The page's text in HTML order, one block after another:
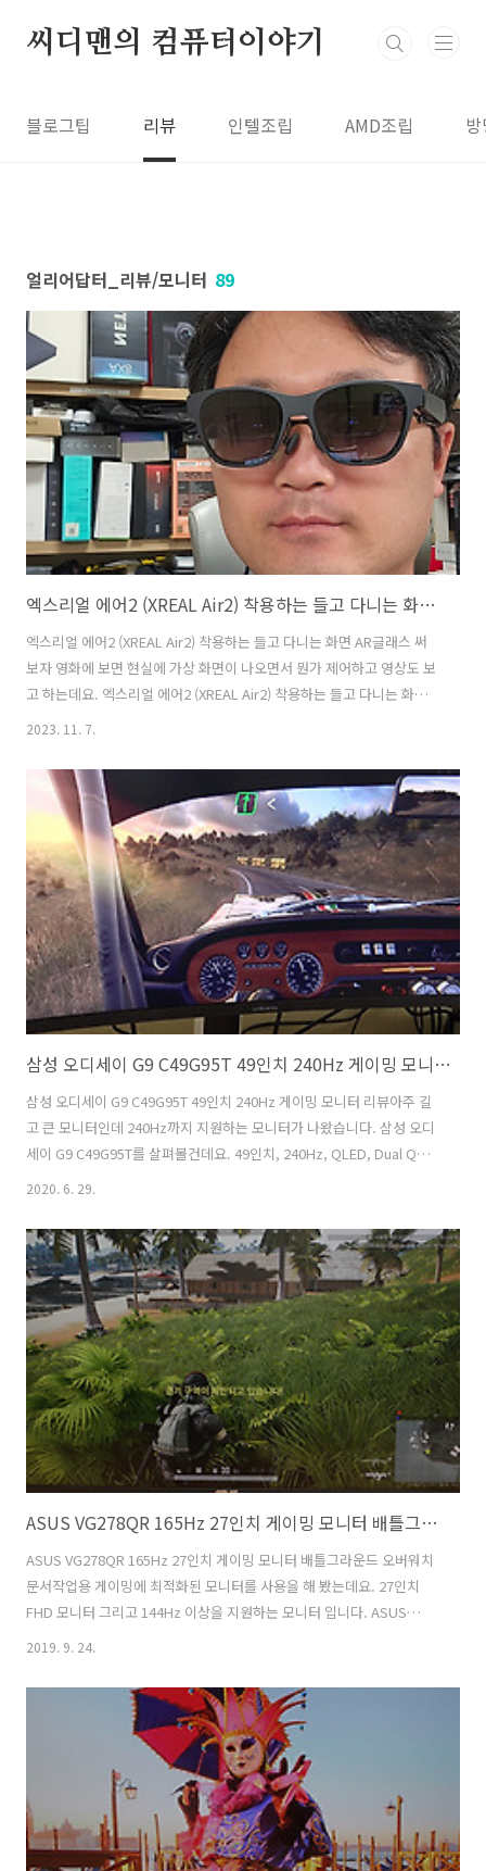
씨디맨의 컴퓨터이야기
블로그팁 리뷰 인텔조립 AMD조립
얼리어답터_리뷰/모니터 89
엑스리얼 에어2 (XREAL Air2) 착용하는 들고 다니는 화면 AR글래스 써보자
엑스리얼 에어2 (XREAL Air2) 착용하는 들고 다니는 화면 AR글래스 써
보자 영화에 보면 현실에 가상 화면이 나오면서 뭔가 제어하고 영상도 보
고 하는데요. 엑스리얼 에어2 (XREAL Air2) 착용하는 들고 다니는 화면
을 사용하면 이것이 현실이 됩니다. 엑스리얼 에어2는 AR글래서 세계 점
가지가 지금 나왔습니다. XREAL 제품은 AR글래스 이전 제품도 제가 사
용을 해 봤었는데요. 어디까지 실제로 사용할 수 있는지 그리고 어떤 느
낌인지 실제로 느낀점을 적어보려고 합니다. 과거에는 AR글래스 하면 눈
으로 화면을 직접 보는 수준 여기에 의미를 뒀다면 이제는 하드웨어 스펙
을 더 높여서 몰입감을 더 높이고, 더 가벼워지..
2023. 11. 7.
삼성 오디세이 G9 C49G95T 49인치 240Hz 게이밍 모니터 리뷰
삼성 오디세이 G9 C49G95T 49인치 240Hz 게이밍 모니터 리뷰아주 길
고 큰 모니터인데 240Hz까지 지원하는 모니터가 나왔습니다. 삼성 오디
세이 G9 C49G95T를 살펴볼건데요. 49인치, 240Hz, QLED, Dual QHD
해상도를 가진 게이밍 모니터 입니다. 좌우로 아주 넓은 모니터는 예전에
는 것에 의미가 있습니다. 좌우로 넓은 모니터는 듀얼 또는 트리플 모니
터를 구현했을 때 느껴지는 이질감을 없애고 아주 시원한 시야를 제공을
합니다. 직접 모니터를 써 봤을 때 느껴지는 부분은 정말 눈이 시원하다
였는데요. 모니터를 바라 볼 때 시야에 모니터가 가득 들어옵니다. 삼성
오디세이 G9 C49G95T 구성품박스에서 ..
2020. 6. 29.
ASUS VG278QR 165Hz 27인치 게이밍 모니터 배틀그라운드 오버워치 문서작업용
ASUS VG278QR 165Hz 27인치 게이밍 모니터 배틀그라운드 오버워치
문서작업용 게이밍에 최적화된 모니터를 사용을 해 봤는데요. 27인치
FHD 모니터 그리고 144Hz 이상을 지원하는 모니터 입니다. ASUS
VG278QR는 165Hz 게이밍 모니터 입니다. G to G 0.5ms를 지원하는
륭한 편이었습니다. 배틀그라운드 오버워치 그리고 문서작업용으로도
사용을 해 봤는데요. FHD 해상도라는 점을 감안하면 꽤 괜찮은 모니터
였습니다. 개인적으로는 QHD 모니터가 좋다고 생각하지만 그래픽카드
사양이 좋지 않은 분들이나 또는 너무 큰 모니터가 부담스러운 분들은 아
직은 27인치에 FHD모니터를 많이 선택하긴 합니다. 이 모니터는..
2019. 9. 24.